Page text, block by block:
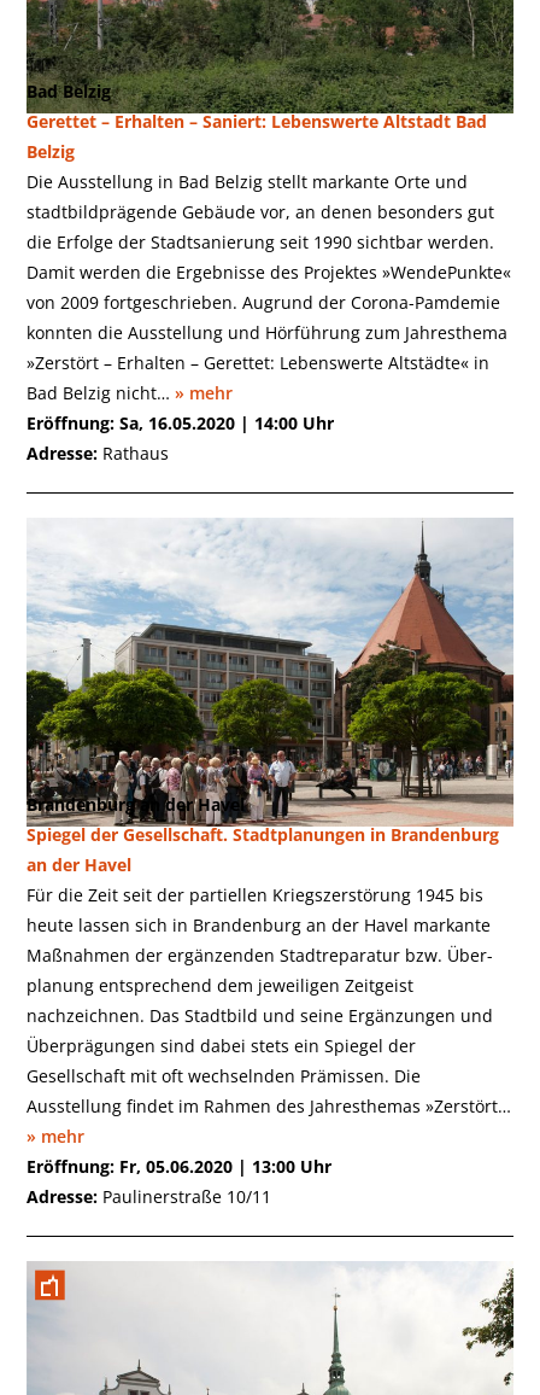
Bad Belzig
Gerettet – Erhalten – Saniert: Lebenswerte Altstadt Bad
Belzig
Die Ausstellung in Bad Belzig stellt markante Orte und
stadtbildprägende Gebäude vor, an denen besonders gut
die Erfolge der Stadtsanierung seit 1990 sichtbar werden.
Damit werden die Ergebnisse des Projektes »WendePunkte«
von 2009 fortgeschrieben. Augrund der Corona-Pamdemie
konnten die Ausstellung und Hörführung zum Jahresthema
»Zerstört – Erhalten – Gerettet: Lebenswerte Altstädte« in
Bad Belzig nicht…» mehr
Eröffnung: Sa, 16.05.2020 | 14:00 Uhr
Adresse: Rathaus
Brandenburg an der Havel
Spiegel der Gesellschaft. Stadtplanungen in Brandenburg
an der Havel
Für die Zeit seit der partiellen Kriegszerstörung 1945 bis
heute lassen sich in Branden­burg an der Havel markante
Maßnahmen der ergänzenden Stadtreparatur bzw. Über­
planung entsprechend dem jeweiligen Zeitgeist
nachzeichnen. Das Stadtbild und seine Ergänzungen und
Überprägungen sind dabei stets ein Spiegel der
Gesellschaft mit oft wechselnden Prämissen. Die
Ausstellung findet im Rahmen des Jahresthemas »Zerstört…
» mehr
Eröffnung: Fr, 05.06.2020 | 13:00 Uhr
Adresse: Paulinerstraße 10/11